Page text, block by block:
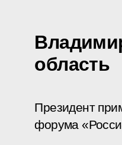
область
Президент
форума